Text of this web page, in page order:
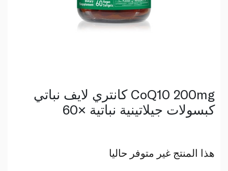
كانتري لايف نباتي CoQ10 200mg
كبسولات جيلاتينية نباتية ×60
هذا المنتج غير متوفر حاليا